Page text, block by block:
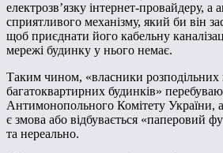
електрозв’язку інтернет-провайдеру, а
сприятливого механізму, який би він
щоб приєднати його кабельну
мережі будинку у нього немає.
Таким чином, «власники
багатоквартирних будинків»
Антимонопольного Комітету України,
є змова або відбувається «паперовий
та нереально.